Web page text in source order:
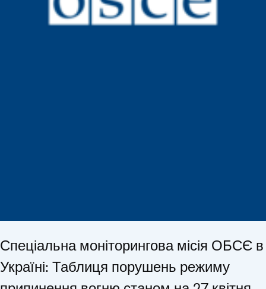
Спеціальна моніторингова місія ОБСЄ в
Україні: Таблиця порушень режиму